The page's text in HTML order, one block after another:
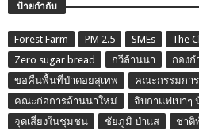
ป้ายกำกับ
Forest Farm PM 2.5 SMEs
The
Zero sugar bread
กวีล้านนา กองก
ขอคืนพื้นที่ป่าดอยสุเทพ
คณะกรรมกา
คณะก่อการล้านนาใหม่
จิบกาแฟเบาๆ
จุดเสี่ยงในชุมชน
ชัยภูมิ ป่าแส
ชาติ